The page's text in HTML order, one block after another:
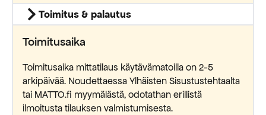
Toimitus & palautus
Toimitusaika
Toimitusaika mittatilaus käytävämatoilla on 2-5
arkipäivää. Noudettaessa Ylhäisten Sisustustehtaalta
tai MATTO.fi myymälästä, odotathan erillistä
ilmoitusta tilauksen valmistumisesta.